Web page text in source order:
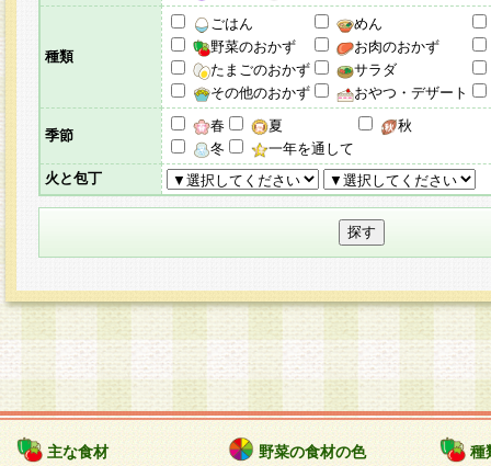
種類
ごはん
めん
野菜のおかず
お肉のおかず
たまごのおかず
サラダ
その他のおかず
おやつ・デザート
季節
春 夏
秋
冬
一年を通して
火と包丁
主な食材 野菜の食材の色 種